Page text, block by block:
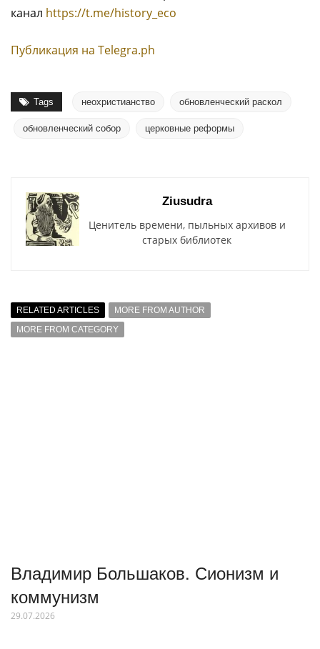
канал https://t.me/history_eco
Публикация на Тelegra.ph
Tags неохристианство обновленческий раскол
обновленческий собор церковные реформы
Ziusudra
Ценитель времени, пыльных архивов и
старых библиотек
RELATED ARTICLES
MORE FROM AUTHOR
MORE FROM CATEGORY
Владимир Большаков. Сионизм и
коммунизм
29.07.2026